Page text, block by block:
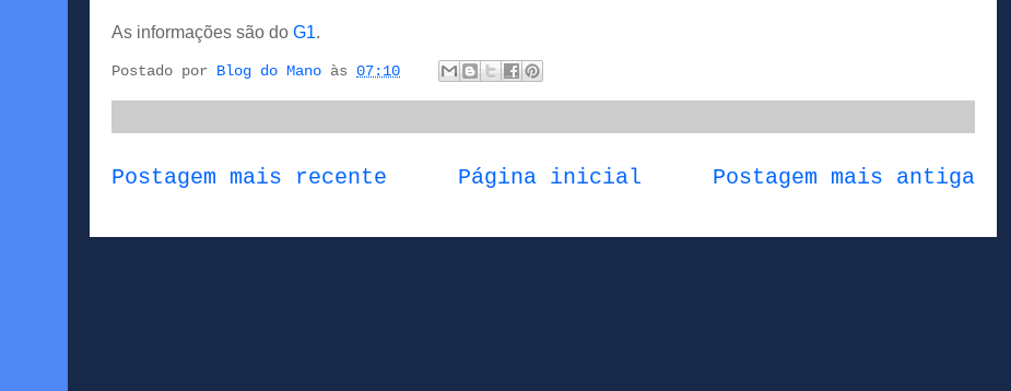
As informações são do G1.
Postado por Blog do Mano às 07:10
Postagem mais recente Postagem mais antiga
Página inicial